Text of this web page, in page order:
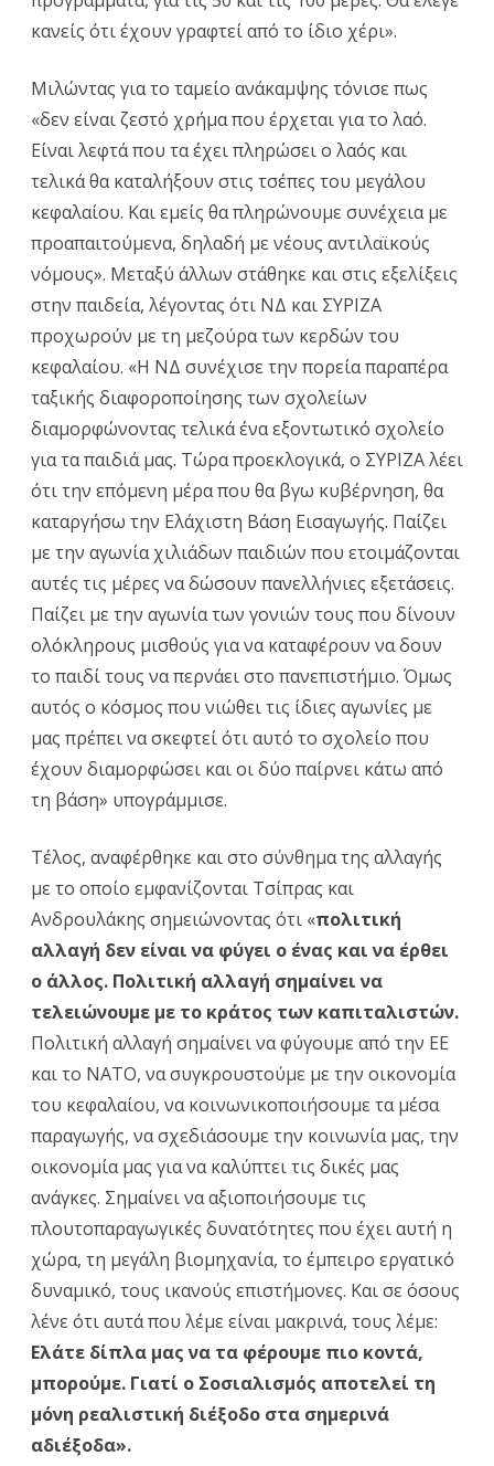
κανείς ότι έχουν γραφτεί από το ίδιο χέρι».
Μιλώντας για το ταμείο ανάκαμψης τόνισε πως
«δεν είναι ζεστό χρήμα που έρχεται για το λαό.
Είναι λεφτά που τα έχει πληρώσει ο λαός και
τελικά θα καταλήξουν στις τσέπες του μεγάλου
κεφαλαίου. Και εμείς θα πληρώνουμε συνέχεια με
προαπαιτούμενα, δηλαδή με νέους αντιλαϊκούς
νόμους». Μεταξύ άλλων στάθηκε και στις εξελίξεις
στην παιδεία, λέγοντας ότι ΝΔ και ΣΥΡΙΖΑ
προχωρούν με τη μεζούρα των κερδών του
κεφαλαίου. «Η ΝΔ συνέχισε την πορεία παραπέρα
ταξικής διαφοροποίησης των σχολείων
διαμορφώνοντας τελικά ένα εξοντωτικό σχολείο
για τα παιδιά μας. Τώρα προεκλογικά, ο ΣΥΡΙΖΑ λέει
ότι την επόμενη μέρα που θα βγω κυβέρνηση, θα
καταργήσω την Ελάχιστη Βάση Εισαγωγής. Παίζει
με την αγωνία χιλιάδων παιδιών που ετοιμάζονται
αυτές τις μέρες να δώσουν πανελλήνιες εξετάσεις.
Παίζει με την αγωνία των γονιών τους που δίνουν
ολόκληρους μισθούς για να καταφέρουν να δουν
το παιδί τους να περνάει στο πανεπιστήμιο. Όμως
αυτός ο κόσμος που νιώθει τις ίδιες αγωνίες με
μας πρέπει να σκεφτεί ότι αυτό το σχολείο που
έχουν διαμορφώσει και οι δύο παίρνει κάτω από
τη βάση» υπογράμμισε.
Τέλος, αναφέρθηκε και στο σύνθημα της αλλαγής
με το οποίο εμφανίζονται Τσίπρας και
Ανδρουλάκης σημειώνοντας ότι «πολιτική
αλλαγή δεν είναι να φύγει ο ένας και να έρθει
ο άλλος. Πολιτική αλλαγή σημαίνει να
τελειώνουμε με το κράτος των καπιταλιστών.
Πολιτική αλλαγή σημαίνει να φύγουμε από την ΕΕ
και το ΝΑΤΟ, να συγκρουστούμε με την οικονομία
του κεφαλαίου, να κοινωνικοποιήσουμε τα μέσα
παραγωγής, να σχεδιάσουμε την κοινωνία μας, την
οικονομία μας για να καλύπτει τις δικές μας
ανάγκες. Σημαίνει να αξιοποιήσουμε τις
πλουτοπαραγωγικές δυνατότητες που έχει αυτή η
χώρα, τη μεγάλη βιομηχανία, το έμπειρο εργατικό
δυναμικό, τους ικανούς επιστήμονες. Και σε όσους
λένε ότι αυτά που λέμε είναι μακρινά, τους λέμε:
Ελάτε δίπλα μας να τα φέρουμε πιο κοντά,
μπορούμε. Γιατί ο Σοσιαλισμός αποτελεί τη
μόνη ρεαλιστική διέξοδο στα σημερινά
αδιέξοδα».